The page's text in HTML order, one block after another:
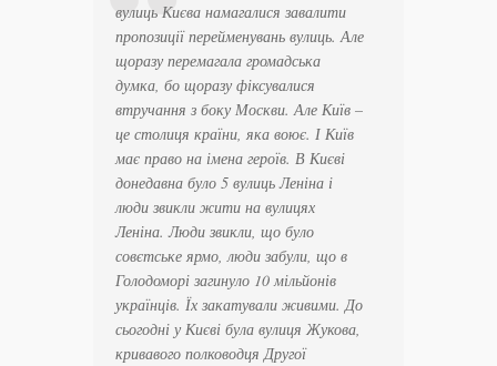
вулиць Києва намагалися завалити
пропозиції перейменувань вулиць. Але
щоразу перемагала громадська
думка, бо щоразу фіксувалися
втручання з боку Москви. Але Київ –
це столиця країни, яка воює. І Київ
має право на імена героїв. В Києві
донедавна було 5 вулиць Леніна і
люди звикли жити на вулицях
Леніна. Люди звикли, що було
совєтське ярмо, люди забули, що в
Голодоморі загинуло 10 мільйонів
українців. Їх закатували живими. До
сьогодні у Києві була вулиця Жукова,
кривавого полководця Другої